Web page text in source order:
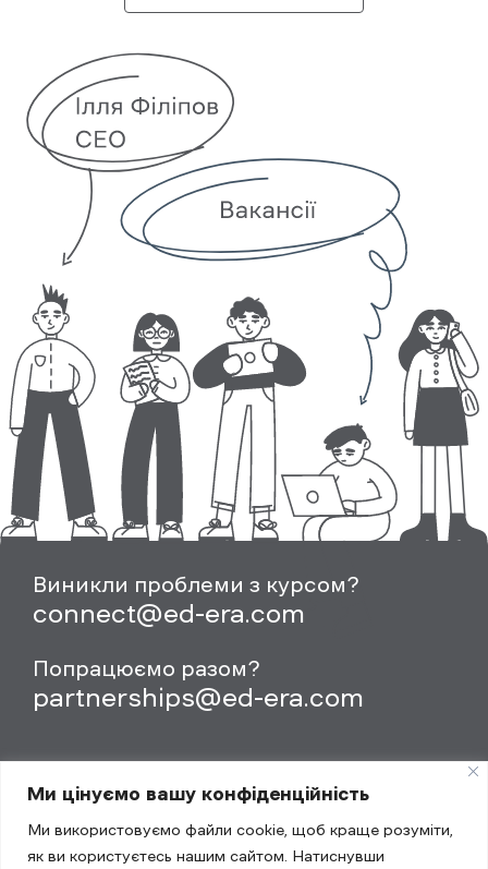
Ми цінуємо вашу конфіденційність
Ми використовуємо файли cookie, щоб краще розуміти,
як ви користуєтесь нашим сайтом. Натиснувши
Виникли проблеми з курсом?
connect@ed-era.com
Попрацюємо разом?
partnerships@ed-era.com